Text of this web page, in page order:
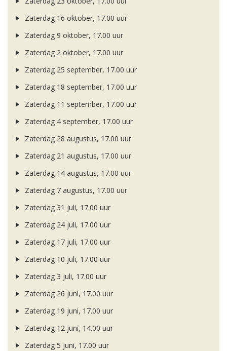
Zaterdag 16 oktober, 17.00 uur
Zaterdag 9 oktober, 17.00 uur
Zaterdag 2 oktober, 17.00 uur
Zaterdag 25 september, 17.00 uur
Zaterdag 18 september, 17.00 uur
Zaterdag 11 september, 17.00 uur
Zaterdag 4 september, 17.00 uur
Zaterdag 28 augustus, 17.00 uur
Zaterdag 21 augustus, 17.00 uur
Zaterdag 14 augustus, 17.00 uur
Zaterdag 7 augustus, 17.00 uur
Zaterdag 31 juli, 17.00 uur
Zaterdag 24 juli, 17.00 uur
Zaterdag 17 juli, 17.00 uur
Zaterdag 10 juli, 17.00 uur
Zaterdag 3 juli, 17.00 uur
Zaterdag 26 juni, 17.00 uur
Zaterdag 19 juni, 17.00 uur
Zaterdag 12 juni, 14.00 uur
Zaterdag 5 juni, 17.00 uur